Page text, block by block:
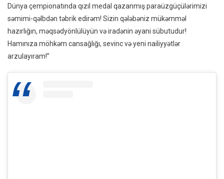
Dünya çempionatında qızıl medal qazanmış paraüzgüçülərimizi
səmimi-qəlbdən təbrik edirəm! Sizin qələbəniz mükəmməl
hazırlığın, məqsədyönlülüyün və iradənin əyani sübutudur!
Hamınıza möhkəm cansağlığı, sevinc və yeni nailiyyətlər
arzulayıram!”